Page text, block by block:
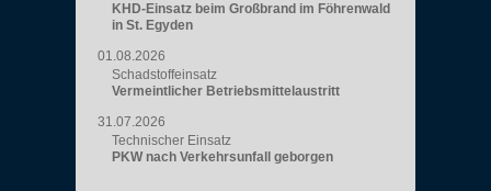
KHD-Einsatz beim Großbrand im Föhrenwald
in St. Egyden
01.08.2026
Schadstoffeinsatz
Vermeintlicher Betriebsmittelaustritt
31.07.2026
Technischer Einsatz
PKW nach Verkehrsunfall geborgen